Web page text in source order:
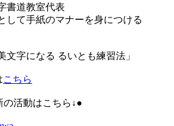
書道教室代表
して手紙のマナーを身につける
文字になる るいとも練習法」
こちら
の活動はこちら↓●